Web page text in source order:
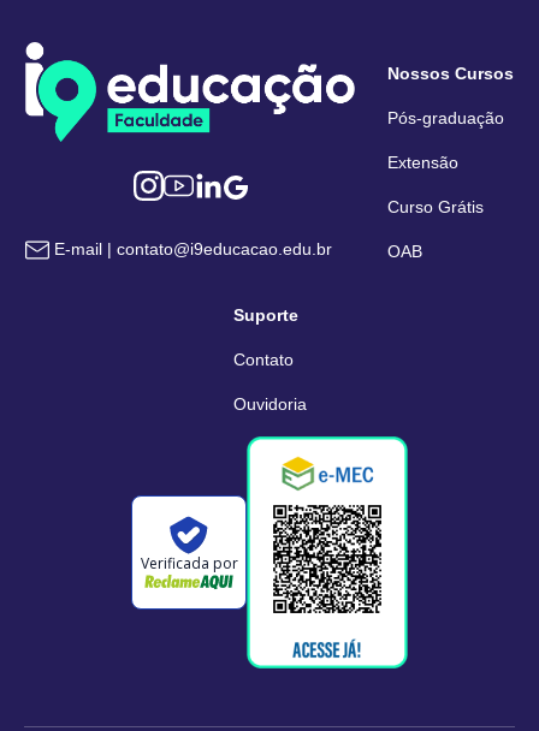
E-mail | contato@i9educacao.edu.br
Nossos Cursos
Pós-graduação
Extensão
Curso Grátis
OAB
Suporte
Contato
Ouvidoria
Verificada por